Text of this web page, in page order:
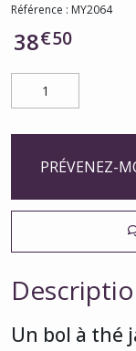
Référence : MY2064
38€50
PRÉVENEZ-
Un bol à thé